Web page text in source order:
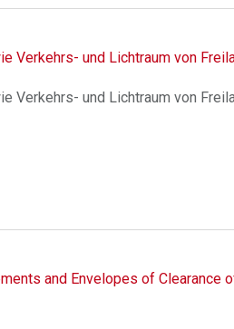
Verkehrs- und Lichtraum von
Verkehrs- und Lichtraum von
and Envelopes of Clearance